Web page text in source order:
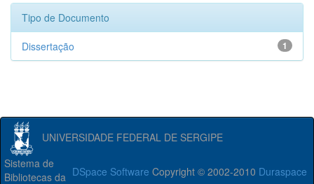
Tipo de Documento
1
Dissertação
UNIVERSIDADE FEDERAL DE SERGIPE
DSpace Software Copyright © 2002-2010 Duraspace
Sistema de
Bibliotecas da